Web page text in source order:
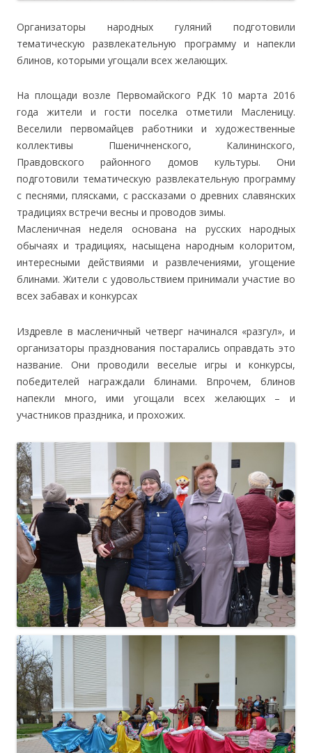
Организаторы народных гуляний подготовили
тематическую развлекательную программу и напекли
блинов, которыми угощали всех желающих.
На площади возле Первомайского РДК 10 марта 2016
года жители и гости поселка отметили Масленицу.
Веселили первомайцев работники и художественные
коллективы Пшеничненского, Калининского,
Правдовского районного домов культуры. Они
подготовили тематическую развлекательную программу
с песнями, плясками, с рассказами о древних славянских
традициях встречи весны и проводов зимы.
Масленичная неделя основана на русских народных
обычаях и традициях, насыщена народным колоритом,
интересными действиями и развлечениями, угощение
блинами. Жители с удовольствием принимали участие во
всех забавах и конкурсах
Издревле в масленичный четверг начинался «разгул», и
организаторы празднования постарались оправдать это
название. Они проводили веселые игры и конкурсы,
победителей награждали блинами. Впрочем, блинов
напекли много, ими угощали всех желающих – и
участников праздника, и прохожих.